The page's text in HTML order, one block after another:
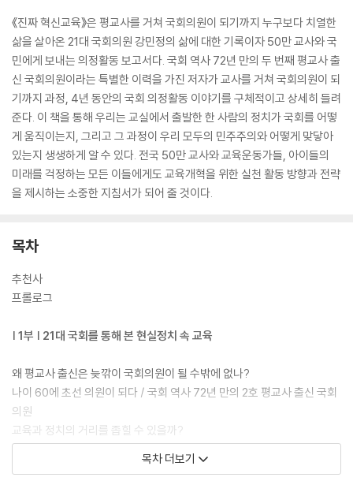
《진짜 혁신교육》은 평교사를 거쳐 국회의원이 되기까지 누구보다 치열한
삶을 살아온 21대 국회의원 강민정의 삶에 대한 기록이자 50만 교사와 국
민에게 보내는 의정활동 보고서다. 국회 역사 72년 만의 두 번째 평교사 출
신 국회의원이라는 특별한 이력을 가진 저자가 교사를 거쳐 국회의원이 되
기까지 과정, 4년 동안의 국회 의정활동 이야기를 구체적이고 상세히 들려
준다. 이 책을 통해 우리는 교실에서 출발한 한 사람의 정치가 국회를 어떻
게 움직이는지, 그리고 그 과정이 우리 모두의 민주주의와 어떻게 맞닿아
있는지 생생하게 알 수 있다. 전국 50만 교사와 교육운동가들, 아이들의
미래를 걱정하는 모든 이들에게도 교육개혁을 위한 실천 활동 방향과 전략
을 제시하는 소중한 지침서가 되어 줄 것이다.
목차
추천사
프롤로그
| 1부 | 21대 국회를 통해 본 현실정치 속 교육
왜 평교사 출신은 늦깎이 국회의원이 될 수밖에 없나?
나이 60에 초선 의원이 되다 / 국회 역사 72년 만의 2호 평교사 출신 국회
의원
교육과 정치의 거리를 좁힐 수 있을까?
가까이하기엔 너무 먼 당신, 교육과 정치 / 모두의 문제지만 누구의 문제도
아닌 교육 / 교육이 변해야 사회도 변한다
목차 더보기